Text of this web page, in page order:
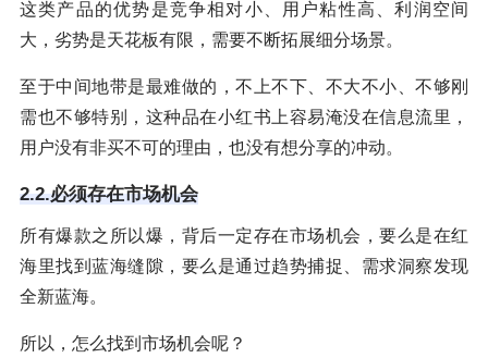
这类产品的优势是竞争相对小、用户粘性高、利润空间
大，劣势是天花板有限，需要不断拓展细分场景。
至于中间地带是最难做的，不上不下、不大不小、不够刚
需也不够特别，这种品在小红书上容易淹没在信息流里，
用户没有非买不可的理由，也没有想分享的冲动。
2.2.必须存在市场机会
所有爆款之所以爆，背后一定存在市场机会，要么是在红
海里找到蓝海缝隙，要么是通过趋势捕捉、需求洞察发现
全新蓝海。
所以，怎么找到市场机会呢？